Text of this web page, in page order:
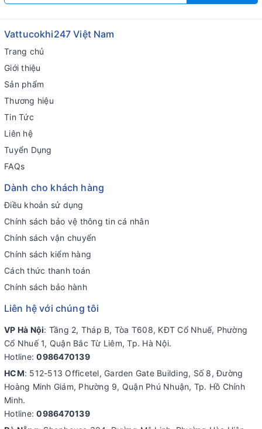
Vattucokhi247 Việt Nam
Trang chủ
Giới thiệu
Sản phẩm
Thương hiệu
Tin Tức
Liên hệ
Tuyển Dụng
FAQs
Dành cho khách hàng
Điều khoản sử dụng
Chính sách bảo vệ thông tin cá nhân
Chính sách vận chuyển
Chính sách kiểm hàng
Cách thức thanh toán
Chính sách bảo hành
Liên hệ với chúng tôi
VP Hà Nội: Tầng 2, Tháp B, Tòa T608, KĐT Cổ Nhuế, Phường
Cổ Nhuế 1, Quận Bắc Từ Liêm, Tp. Hà Nội.
Hotline:0986470139
HCM: 512-513 Officetel, Garden Gate Building, Số 8, Đường
Hoàng Minh Giám, Phường 9, Quận Phú Nhuận, Tp. Hồ Chính
Minh.
Hotline:0986470139